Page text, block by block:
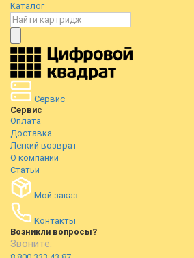
Каталог
Сервис
Сервис
Оплата
Доставка
Легкий возврат
О компании
Статьи
Мой заказ
Контакты
Возникли вопросы?
Звоните: